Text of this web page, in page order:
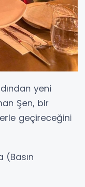
yeni
Şen, bir
geçireceğini
(Basın